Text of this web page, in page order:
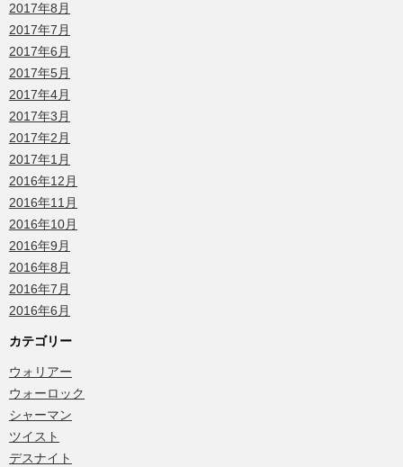
2017年8月
2017年7月
2017年6月
2017年5月
2017年4月
2017年3月
2017年2月
2017年1月
2016年12月
2016年11月
2016年10月
2016年9月
2016年8月
2016年7月
2016年6月
カテゴリー
ウォリアー
ウォーロック
シャーマン
ツイスト
デスナイト